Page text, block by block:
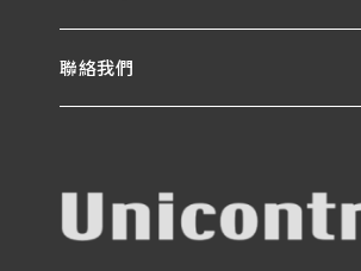
聯絡我們